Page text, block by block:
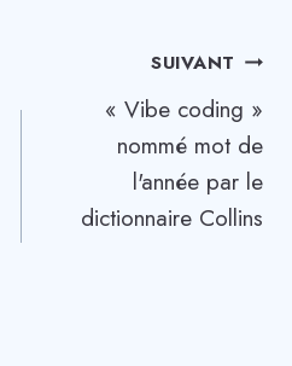
SUIVANT
« Vibe coding »
nommé mot de
l'année par le
dictionnaire Collins